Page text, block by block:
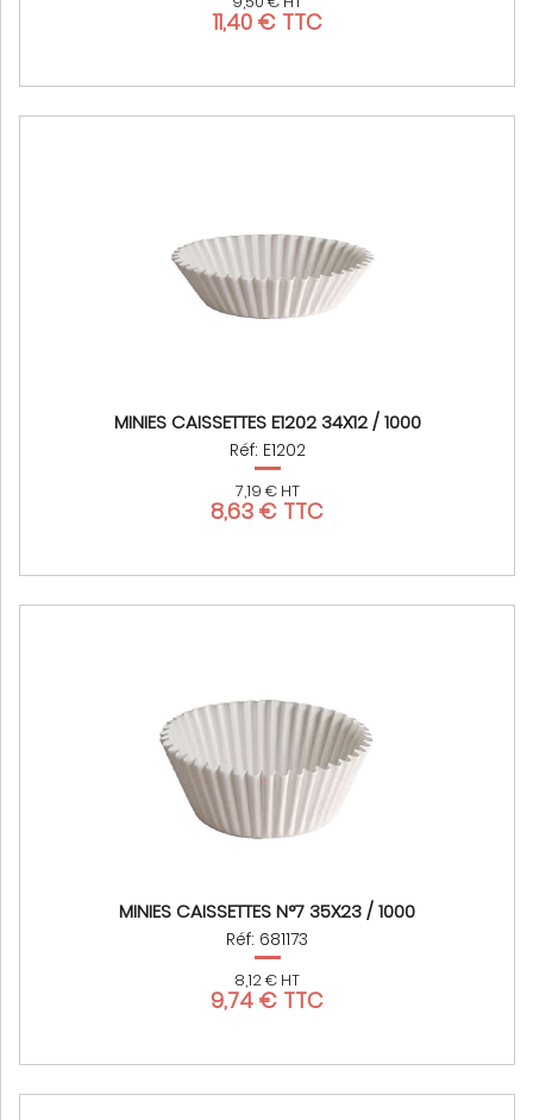
11,40 € TTC
MINIES CAISSETTES E1202 34X12 / 1000
Réf: E1202
7,19 € HT
8,63 € TTC
MINIES CAISSETTES N°7 35X23 / 1000
Réf: 681173
8,12 € HT
9,74 € TTC